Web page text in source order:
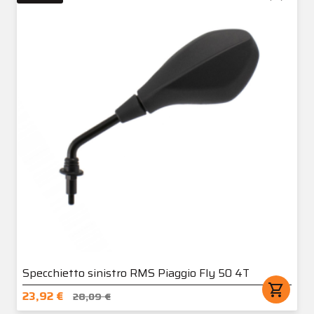
Specchietto sinistro RMS Piaggio Fly 50 4T
23,92 €
28,09 € shopping_cart